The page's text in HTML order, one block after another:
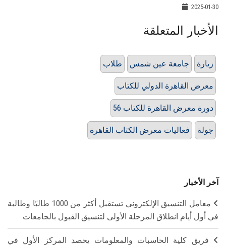
2025-01-30
الأخبار المتعلقة
طلاب جامعة عين شمس زيارة
معرض القاهرة الدولي للكتاب
دورة معرض القاهرة للكتاب 56
فعاليات معرض الكتاب القاهرة جولة
آخر الأخبار
معامل التنسيق الإلكتروني تستقبل أكثر من 1000 طالبًا وطالبة
في أول أيام انطلاق المرحلة الأولى لتنسيق القبول بالجامعات
فريق كلية الحاسبات والمعلومات يحصد المركز الأول في